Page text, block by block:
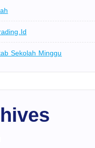
Sekolah Minggu